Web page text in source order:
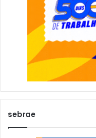
sebrae